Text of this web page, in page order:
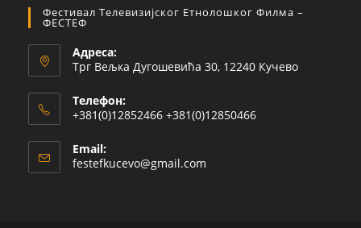
Фестивал Телевизијског Етнолошког Филма –
ФЕСТЕФ
Адреса:
Трг Вељка Дугошевића 30, 12240 Кучево
Телефон:
+381(0)12852466 +381(0)12850466
Email:
festefkucevo@gmail.com